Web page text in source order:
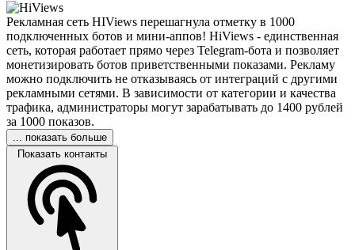
Рекламная сеть HIViews перешагнула отметку в 1000
подключенных ботов и мини-аппов! HiViews - единственная
сеть, которая работает прямо через Telegram-бота и позволяет
монетизировать ботов приветственными показами. Рекламу
можно подключить не отказываясь от интеграций с другими
рекламными сетями. В зависимости от категории и качества
трафика, администраторы могут зарабатывать до 1400 рублей
за 1000 показов.
... показать больше
Показать контакты